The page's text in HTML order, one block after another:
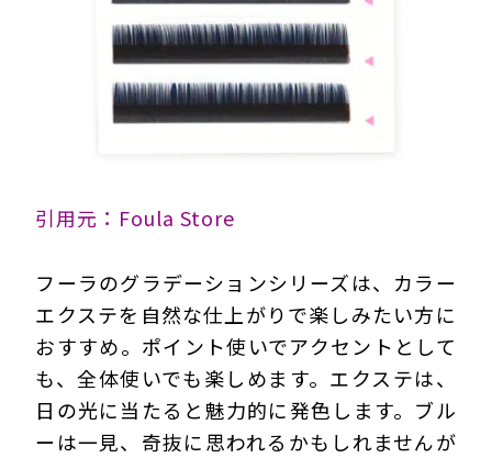
引用元：Foula Store
フーラのグラデーションシリーズは、カラー
エクステを自然な仕上がりで楽しみたい方に
おすすめ。ポイント使いでアクセントとして
も、全体使いでも楽しめます。エクステは、
日の光に当たると魅力的に発色します。ブル
ーは一見、奇抜に思われるかもしれませんが